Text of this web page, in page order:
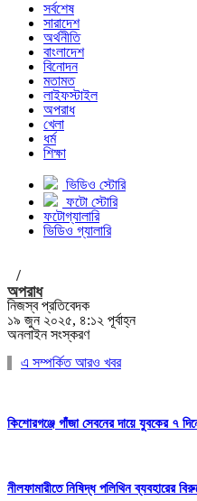
সর্বশেষ
সারাদেশ
অর্থনীতি
বাংলাদেশ
বিনোদন
মতামত
লাইফস্টাইল
অপরাধ
খেলা
ধর্ম
শিক্ষা
ভিডিও স্টোরি
ফটো স্টোরি
ফটোগ্যালারি
ভিডিও গ্যালারি
/
অপরাধ
নিজস্ব প্রতিবেদক
১৯ জুন ২০২৫, ৪:১২ পূর্বাহ্ন
অনলাইন সংস্করণ
এ সম্পর্কিত আরও খবর
কিশোরগঞ্জে গাঁজা সেবনের দায়ে যুবকের ৭
নীলফামারীতে নিষিদ্ধ পলিথিন ব্যবহারের